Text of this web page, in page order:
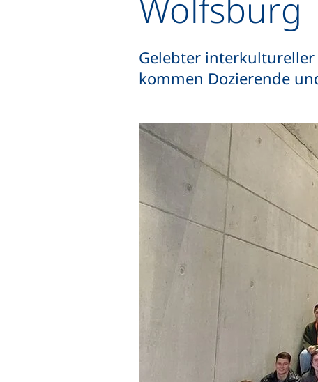
Wolfsburg
Gelebter
kommen Dozierende